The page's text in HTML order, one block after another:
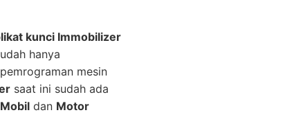
kunci Immobilizer
hanya
mesin
saat ini sudah ada
dan Motor